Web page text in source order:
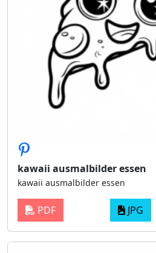
kawaii ausmalbilder essen
kawaii ausmalbilder essen
PDF JPG